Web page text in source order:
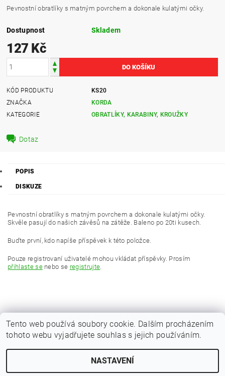
Pevnostní obratlíky s matným povrchem a dokonale kulatými očky.
Dostupnost Skladem
127 Kč
KÓD PRODUKTU
KS20
ZNAČKA
KORDA
KATEGORIE
OBRATLÍKY, KARABINY, KROUŽKY
Dotaz
POPIS
DISKUZE
Pevnostní obratlíky s matným povrchem a dokonale kulatými očky.
Skvěle pasují do našich závěsů na zátěže. Baleno po 20ti kusech.
Buďte první, kdo napíše příspěvek k této položce.
Pouze registrovaní uživatelé mohou vkládat příspěvky. Prosím
přihlaste senebo se registrujte.
Zboží.cz Heureka.cz
2026 © Kaprařina.cz, všechna práva vyhrazenaUpravit nastavení cookies
Tento web používá soubory cookie. Dalším procházením
tohoto webu vyjadřujete souhlas s jejich používáním.
NASTAVENÍ